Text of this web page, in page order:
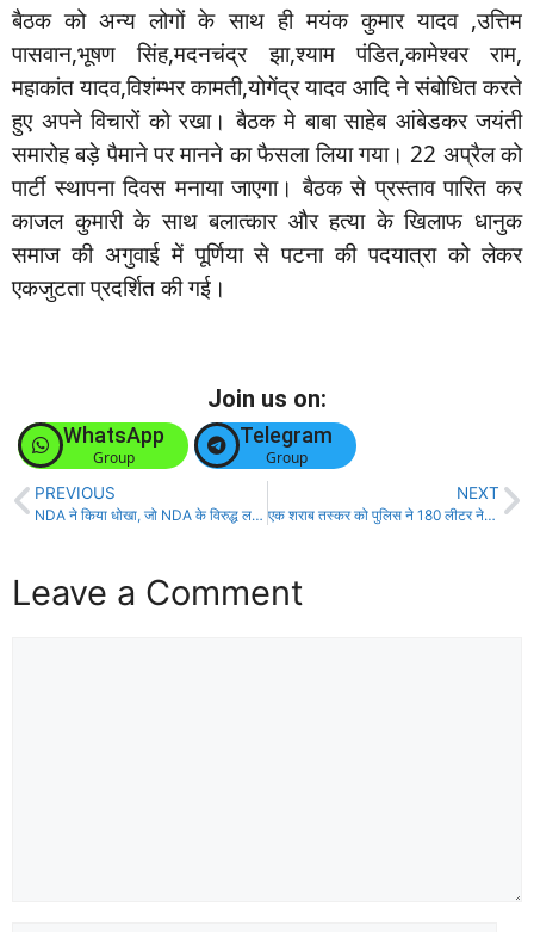
बैठक को अन्य लोगों के साथ ही मयंक कुमार यादव ,उत्तिम
पासवान,भूषण सिंह,मदनचंद्र झा,श्याम पंडित,कामेश्वर राम,
महाकांत यादव,विशंम्भर कामती,योगेंद्र यादव आदि ने संबोधित करते
हुए अपने विचारों को रखा। बैठक मे बाबा साहेब आंबेडकर जयंती
समारोह बड़े पैमाने पर मानने का फैसला लिया गया। 22 अप्रैल को
पार्टी स्थापना दिवस मनाया जाएगा। बैठक से प्रस्ताव पारित कर
काजल कुमारी के साथ बलात्कार और हत्या के खिलाफ धानुक
समाज की अगुवाई में पूर्णिया से पटना की पदयात्रा को लेकर
एकजुटता प्रदर्शित की गई।
Join us on:
WhatsApp
Group
Telegram
Group
PREVIOUS
NDA ने किया धोखा, जो NDA के विरुद्ध लड़ेगा, दूँगा दम खम से साथ – सूरजभान सिंह!
NEXT
एक शराब तस्कर को पुलिस ने 180 लीटर नेपाल निर्मित शराब के साथ किया गिरफ्तार!
Leave a Comment